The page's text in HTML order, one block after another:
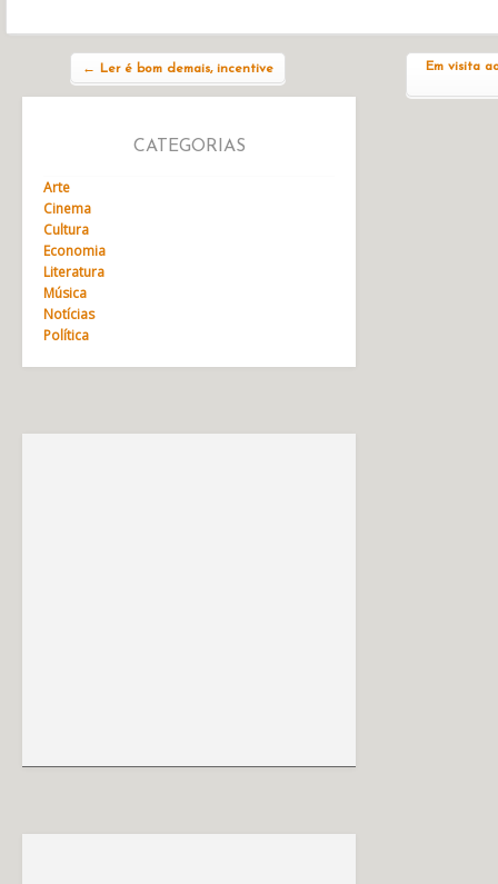
← Ler é bom demais, incentive Em visita
CATEGORIAS
Arte
Cinema
Cultura
Economia
Literatura
Música
Notícias
Política